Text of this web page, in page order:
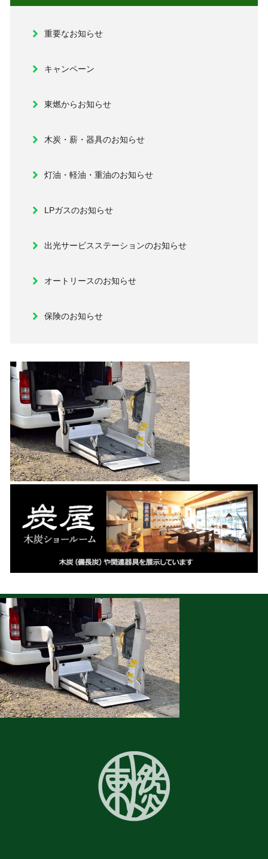
重要なお知らせ
キャンペーン
東燃からお知らせ
木炭・薪・器具のお知らせ
灯油・軽油・重油のお知らせ
LPガスのお知らせ
出光サービスステーションのお知らせ
オートリースのお知らせ
保険のお知らせ